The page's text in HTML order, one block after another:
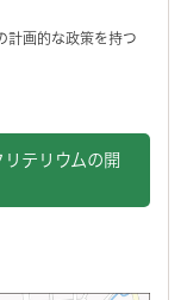
画的な政策を持つ
テリウムの開